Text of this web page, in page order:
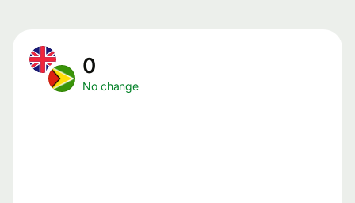
0
No change